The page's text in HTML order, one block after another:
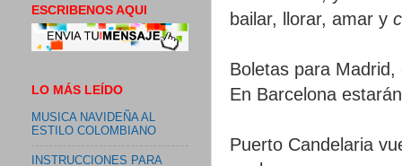
bailar, llorar, amar y
Boletas para
En Barcelona
Puerto Candelaria
ESCRIBENOS AQUI
LO MÁS LEÍDO
MUSICA NAVIDEÑA AL
ESTILO COLOMBIANO
INSTRUCCIONES PARA